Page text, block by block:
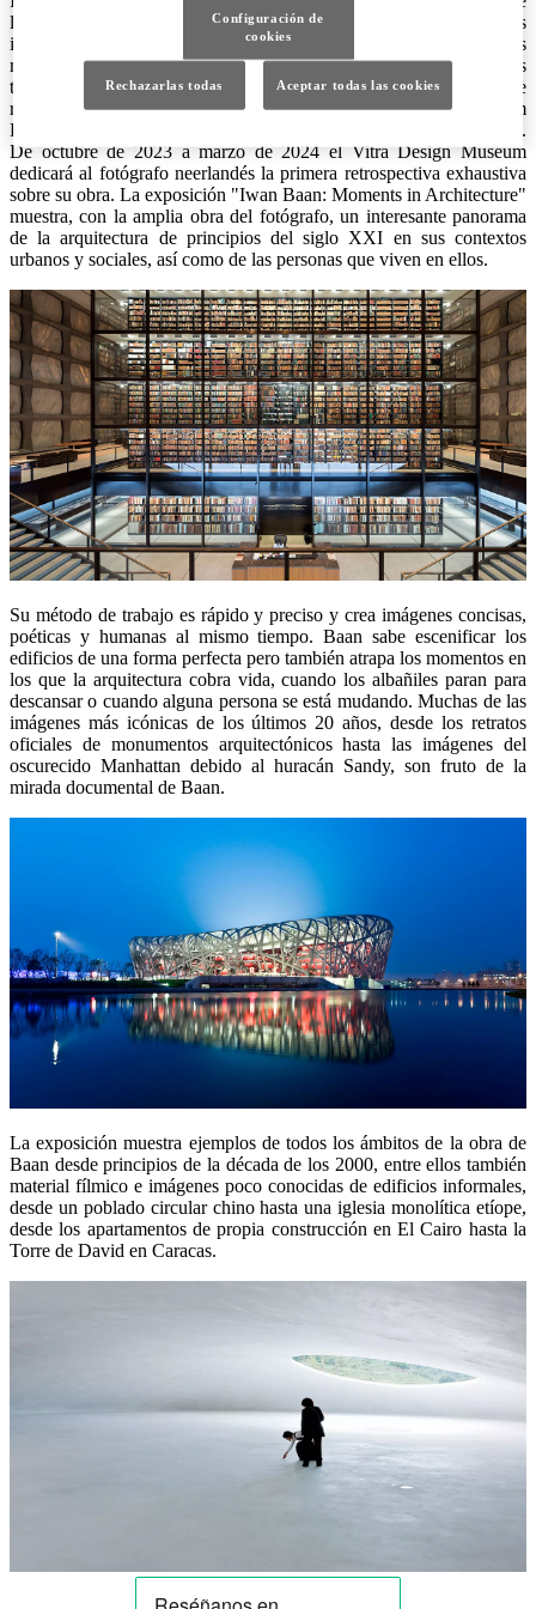
la arquitectura y el mundo de las construcciones. Con sus
impresionantes imágenes documenta el crecimiento de las
megalópolis globales de la misma forma que construcciones
tradicionales o edificios informales, así como las obras de
reconocidos arquitectos y arquitectas contemporáneos como Rem
Koolhaas, Herzog & de Meuron, Kazuyo Sejima y Tatiana Bilbao.
De octubre de 2023 a marzo de 2024 el Vitra Design Museum
dedicará al fotógrafo neerlandés la primera retrospectiva exhaustiva
sobre su obra. La exposición "Iwan Baan: Moments in Architecture"
muestra, con la amplia obra del fotógrafo, un interesante panorama
de la arquitectura de principios del siglo XXI en sus contextos
urbanos y sociales, así como de las personas que viven en ellos.
Su método de trabajo es rápido y preciso y crea imágenes concisas,
poéticas y humanas al mismo tiempo. Baan sabe escenificar los
edificios de una forma perfecta pero también atrapa los momentos en
los que la arquitectura cobra vida, cuando los albañiles paran para
descansar o cuando alguna persona se está mudando. Muchas de las
imágenes más icónicas de los últimos 20 años, desde los retratos
oficiales de monumentos arquitectónicos hasta las imágenes del
oscurecido Manhattan debido al huracán Sandy, son fruto de la
mirada documental de Baan.
La exposición muestra ejemplos de todos los ámbitos de la obra de
Baan desde principios de la década de los 2000, entre ellos también
material fílmico e imágenes poco conocidas de edificios informales,
desde un poblado circular chino hasta una iglesia monolítica etíope,
desde los apartamentos de propia construcción en El Cairo hasta la
Torre de David en Caracas.
Configuración de
cookies
Rechazarlas todas Aceptar todas las cookies